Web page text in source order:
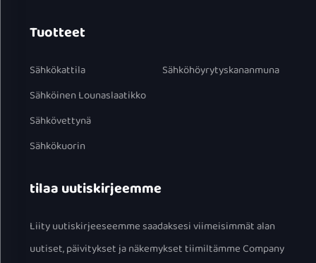
Tuotteet
Sähkökattila
Sähköinen Lounaslaatikko
Sähkövettynä
Sähkökuorin
Sähköhöyrytyskananmuna
tilaa uutiskirjeemme
Liity uutiskirjeeseemme saadaksesi viimeisimmät alan
uutiset, päivitykset ja näkemykset tiimiltämme Company